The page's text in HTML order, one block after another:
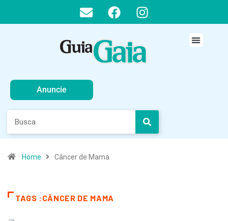
Anuncie
Home Câncer de Mama
TAGS :CÂNCER DE MAMA